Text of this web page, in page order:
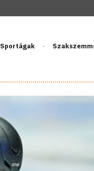
Sportágak